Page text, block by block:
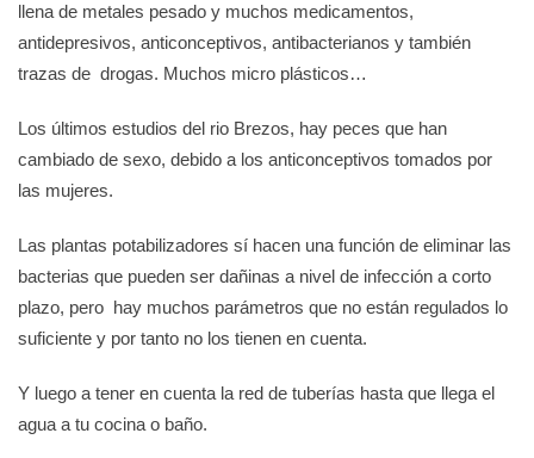
llena de metales pesado y muchos medicamentos,
antidepresivos, anticonceptivos, antibacterianos y también
trazas de drogas. Muchos micro plásticos…
Los últimos estudios del rio Brezos, hay peces que han
cambiado de sexo, debido a los anticonceptivos tomados por
las mujeres.
Las plantas potabilizadores sí hacen una función de eliminar las
bacterias que pueden ser dañinas a nivel de infección a corto
plazo, pero hay muchos parámetros que no están regulados lo
suficiente y por tanto no los tienen en cuenta.
Y luego a tener en cuenta la red de tuberías hasta que llega el
agua a tu cocina o baño.